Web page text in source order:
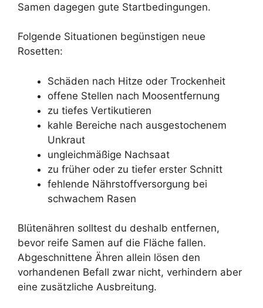
Samen dagegen gute Startbedingungen.
Folgende Situationen begünstigen neue
Rosetten:
Schäden nach Hitze oder Trockenheit
offene Stellen nach Moosentfernung
zu tiefes Vertikutieren
kahle Bereiche nach ausgestochenem
Unkraut
ungleichmäßige Nachsaat
zu früher oder zu tiefer erster Schnitt
fehlende Nährstoffversorgung bei
schwachem Rasen
Blütenähren solltest du deshalb entfernen,
bevor reife Samen auf die Fläche fallen.
Abgeschnittene Ähren allein lösen den
vorhandenen Befall zwar nicht, verhindern aber
eine zusätzliche Ausbreitung.